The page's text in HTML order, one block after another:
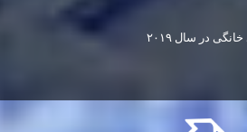
در سال ۲۰۱۹